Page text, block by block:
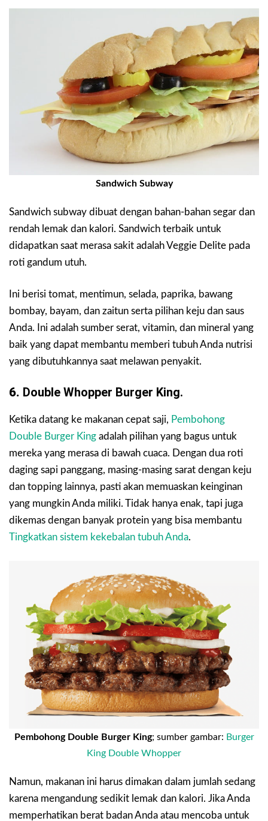
Sandwich Subway
Sandwich subway dibuat dengan bahan-bahan segar dan
rendah lemak dan kalori. Sandwich terbaik untuk
didapatkan saat merasa sakit adalah Veggie Delite pada
roti gandum utuh.
Ini berisi tomat, mentimun, selada, paprika, bawang
bombay, bayam, dan zaitun serta pilihan keju dan saus
Anda. Ini adalah sumber serat, vitamin, dan mineral yang
baik yang dapat membantu memberi tubuh Anda nutrisi
yang dibutuhkannya saat melawan penyakit.
6. Double Whopper Burger King.
Ketika datang ke makanan cepat saji, Pembohong
Double Burger King adalah pilihan yang bagus untuk
mereka yang merasa di bawah cuaca. Dengan dua roti
daging sapi panggang, masing-masing sarat dengan keju
dan topping lainnya, pasti akan memuaskan keinginan
yang mungkin Anda miliki. Tidak hanya enak, tapi juga
dikemas dengan banyak protein yang bisa membantu
Tingkatkan sistem kekebalan tubuh Anda.
Pembohong Double Burger King; sumber gambar: Burger
King Double Whopper
Namun, makanan ini harus dimakan dalam jumlah sedang
karena mengandung sedikit lemak dan kalori. Jika Anda
memperhatikan berat badan Anda atau mencoba untuk